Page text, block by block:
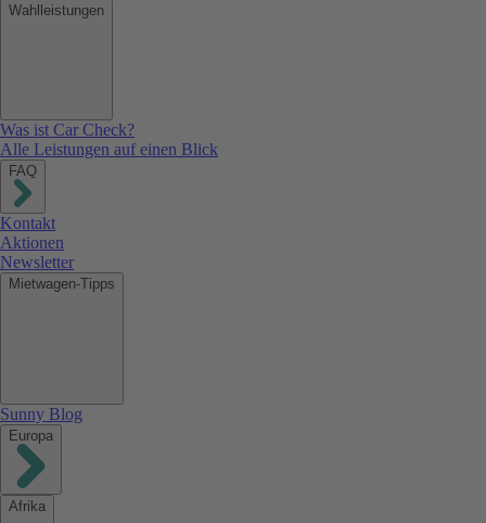
Wahlleistungen
Was ist Car Check?
Alle Leistungen auf einen Blick
FAQ
Kontakt
Aktionen
Newsletter
Mietwagen-Tipps
Sunny Blog
Europa
Afrika